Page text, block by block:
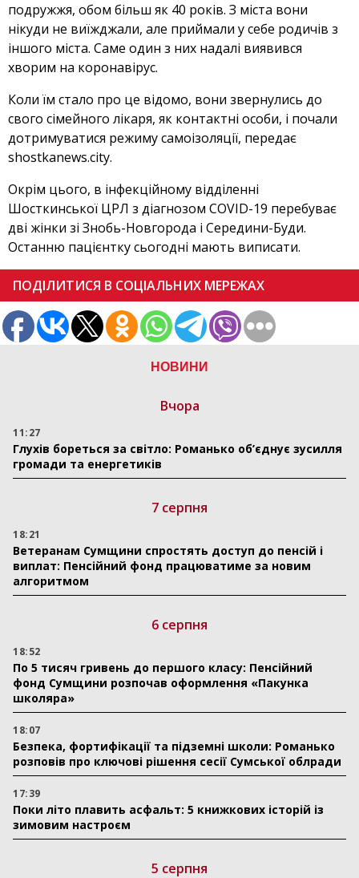
НОВИНИ
Вчора
11:27
Глухів бореться за світло: Романько об’єднує зусилля
громади та енергетиків
7 серпня
18:21
Ветеранам Сумщини спростять доступ до пенсій і
виплат: Пенсійний фонд працюватиме за новим
алгоритмом
6 серпня
18:52
По 5 тисяч гривень до першого класу: Пенсійний
фонд Сумщини розпочав оформлення «Пакунка
школяра»
18:07
Безпека, фортифікації та підземні школи: Романько
розповів про ключові рішення сесії Сумської облради
17:39
Поки літо плавить асфальт: 5 книжкових історій із
зимовим настроєм
5 серпня
подружжя, обом більш як 40 років. З міста вони
нікуди не виїжджали, але приймали у себе родичів з
іншого міста. Саме один з них надалі виявився
хворим на коронавірус.
Коли їм стало про це відомо, вони звернулись до
свого сімейного лікаря, як контактні особи, і почали
дотримуватися режиму самоізоляції, передає
shostkanews.city.
Окрім цього, в інфекційному відділенні
Шосткинської ЦРЛ з діагнозом COVID-19 перебуває
дві жінки зі Знобь-Новгорода і Середини-Буди.
Останню пацієнтку сьогодні мають виписати.
ПОДІЛИТИСЯ В СОЦІАЛЬНИХ МЕРЕЖАХ